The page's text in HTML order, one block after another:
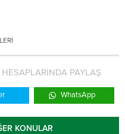
PAYLAŞ
WhatsApp
KONULAR